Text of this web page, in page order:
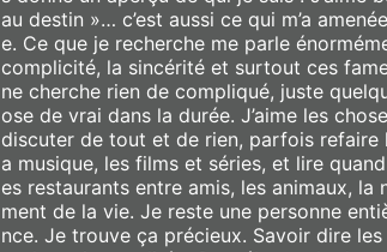
au destin »… c’est aussi ce qui m’a
e. Ce que je recherche me parle
complicité, la sincérité et surtout ces
ne cherche rien de compliqué, juste
ose de vrai dans la durée. J’aime les
discuter de tout et de rien, parfois refaire
a musique, les films et séries, et lire
es restaurants entre amis, les animaux,
ment de la vie. Je reste une personne
nce. Je trouve ça précieux. Savoir dire